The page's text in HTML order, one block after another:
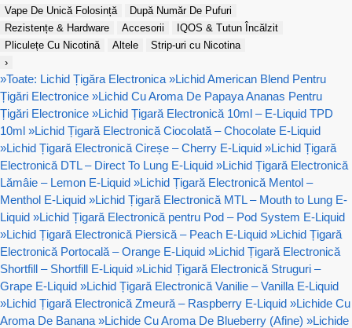
Vape De Unică Folosință
După Număr De Pufuri
Rezistențe & Hardware
Accesorii
IQOS & Tutun Încălzit
Pliculețe Cu Nicotină
Altele
Strip-uri cu Nicotina
›
»Toate: Lichid Țigăra Electronica »Lichid American Blend Pentru
Țigări Electronice »Lichid Cu Aroma De Papaya Ananas Pentru
Țigări Electronice »Lichid Țigară Electronică 10ml – E-Liquid TPD
10ml »Lichid Țigară Electronică Ciocolată – Chocolate E-Liquid
»Lichid Țigară Electronică Cireșe – Cherry E-Liquid »Lichid Țigară
Electronică DTL – Direct To Lung E-Liquid »Lichid Țigară Electronică
Lămâie – Lemon E-Liquid »Lichid Țigară Electronică Mentol –
Menthol E-Liquid »Lichid Țigară Electronică MTL – Mouth to Lung E-
Liquid »Lichid Țigară Electronică pentru Pod – Pod System E-Liquid
»Lichid Țigară Electronică Piersică – Peach E-Liquid »Lichid Țigară
Electronică Portocală – Orange E-Liquid »Lichid Țigară Electronică
Shortfill – Shortfill E-Liquid »Lichid Țigară Electronică Struguri –
Grape E-Liquid »Lichid Țigară Electronică Vanilie – Vanilla E-Liquid
»Lichid Țigară Electronică Zmeură – Raspberry E-Liquid »Lichide Cu
Aroma De Banana »Lichide Cu Aroma De Blueberry (Afine) »Lichide